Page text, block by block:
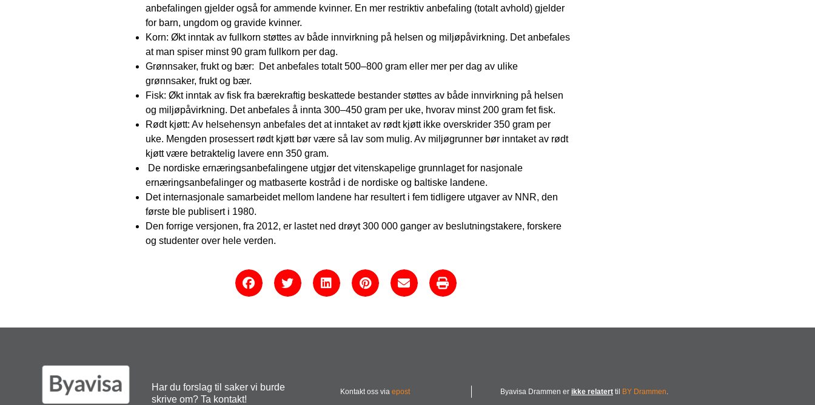
anbefalingen gjelder også for ammende kvinner. En mer restriktiv anbefaling (totalt avhold) gjelder
for barn, ungdom og gravide kvinner.
Korn: Økt inntak av fullkorn støttes av både innvirkning på helsen og miljøpåvirkning. Det anbefales
at man spiser minst 90 gram fullkorn per dag.
Grønnsaker, frukt og bær: Det anbefales totalt 500–800 gram eller mer per dag av ulike
grønnsaker, frukt og bær.
Fisk: Økt inntak av fisk fra bærekraftig beskattede bestander støttes av både innvirkning på helsen
og miljøpåvirkning. Det anbefales å innta 300–450 gram per uke, hvorav minst 200 gram fet fisk.
Rødt kjøtt: Av helsehensyn anbefales det at inntaket av rødt kjøtt ikke overskrider 350 gram per
uke. Mengden prosessert rødt kjøtt bør være så lav som mulig. Av miljøgrunner bør inntaket av rødt
kjøtt være betraktelig lavere enn 350 gram.
De nordiske ernæringsanbefalingene utgjør det vitenskapelige grunnlaget for nasjonale
ernæringsanbefalinger og matbaserte kostråd i de nordiske og baltiske landene.
Det internasjonale samarbeidet mellom landene har resultert i fem tidligere utgaver av NNR, den
første ble publisert i 1980.
Den forrige versjonen, fra 2012, er lastet ned drøyt 300 000 ganger av beslutningstakere, forskere
og studenter over hele verden.
Har du forslag til saker vi burde
skrive om? Ta kontakt!
Kontakt oss viaepost Byavisa Drammen er ikke relaterttil BY Drammen.